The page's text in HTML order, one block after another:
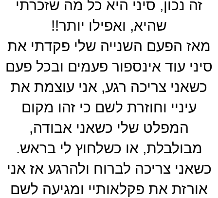
זה נכון, סיני היא כל מה שזכרתי
שהיא, ואפילו יותר!!
מאז הפעם השנייה שלי פקדתי את
סיני עוד אינספור פעמים ובכל פעם
כשאני צריכה רגע, אני עוצמת את
עיניי וחוזרת לשם כי זהו מקום
המפלט שלי כשאני אבודה,
מבולבלת, או כשלחוץ לי בראש.
כשאני צריכה לברוח ולהרגע אז אני
אורזת את פקלאותיי ומגיעה לשם